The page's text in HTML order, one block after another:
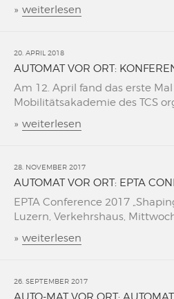
» weiterlesen
20. APRIL 2018
AUTOMAT VOR ORT:
Am 12. April fand das erste
Mobilitätsakademie des TCS
» weiterlesen
28. NOVEMBER 2017
AUTOMAT VOR ORT: EPTA
EPTA Conference 2017
Luzern, Verkehrshaus,
» weiterlesen
26. SEPTEMBER 2017